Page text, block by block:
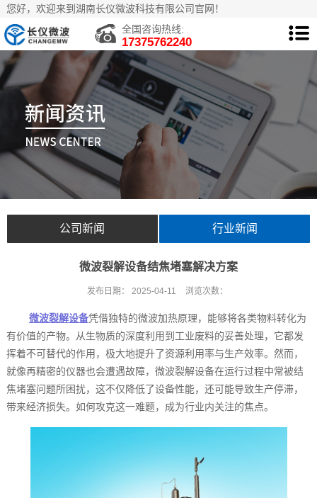
您好，欢迎来到湖南长仪微波科技有限公司官网！
全国咨询热线:
17375762240
公司新闻 行业新闻
微波裂解设备结焦堵塞解决方案
发布日期： 2025-04-11 浏览次数：
微波裂解设备凭借独特的微波加热原理，能够将各类物料转化为
有价值的产物。从生物质的深度利用到工业废料的妥善处理，它都发
挥着不可替代的作用，极大地提升了资源利用率与生产效率。然而，
就像再精密的仪器也会遭遇故障，微波裂解设备在运行过程中常被结
焦堵塞问题所困扰，这不仅降低了设备性能，还可能导致生产停滞，
带来经济损失。如何攻克这一难题，成为行业内关注的焦点。